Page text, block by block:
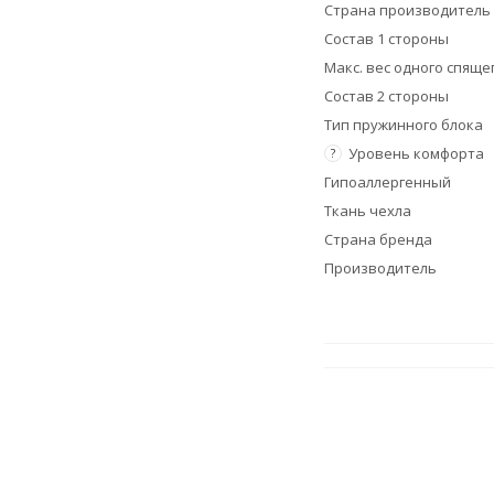
Страна производитель
Состав 1 стороны
Макс. вес одного
Состав 2 стороны
Тип пружинного блока
? Уровень комфорта
Гипоаллергенный
Ткань чехла
Страна бренда
Производитель